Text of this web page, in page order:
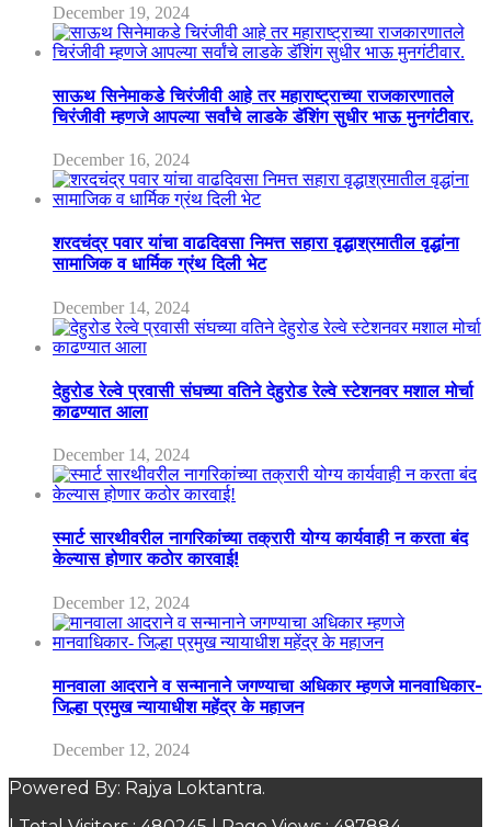
December 19, 2024
साऊथ सिनेमाकडे चिरंजीवी आहे तर महाराष्ट्राच्या राजकारणातले
चिरंजीवी म्हणजे आपल्या सर्वांचे लाडके डॅशिंग सुधीर भाऊ मुनगंटीवार.
December 16, 2024
शरदचंद्र पवार यांचा वाढदिवसा निमत्त सहारा वृद्धाश्रमातील वृद्धांना
सामाजिक व धार्मिक ग्रंथ दिली भेट
December 14, 2024
देहुरोड रेल्वे प्रवासी संघच्या वतिने देहुरोड रेल्वे स्टेशनवर मशाल मोर्चा
काढण्यात आला
December 14, 2024
स्मार्ट सारथीवरील नागरिकांच्या तक्रारी योग्य कार्यवाही न करता बंद
केल्यास होणार कठोर कारवाई!
December 12, 2024
मानवाला आदराने व सन्मानाने जगण्याचा अधिकार म्हणजे मानवाधिकार-
जिल्हा प्रमुख न्यायाधीश महेंद्र के महाजन
December 12, 2024
Powered By: Rajya Loktantra.